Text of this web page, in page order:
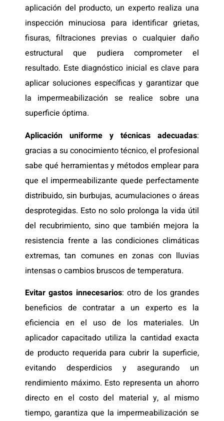
aplicación del producto, un experto realiza una
inspección minuciosa para identificar grietas,
fisuras, filtraciones previas o cualquier daño
estructural que pudiera comprometer el
resultado. Este diagnóstico inicial es clave para
aplicar soluciones específicas y garantizar que
la impermeabilización se realice sobre una
superficie óptima.
Aplicación uniforme y técnicas adecuadas:
gracias a su conocimiento técnico, el profesional
sabe qué herramientas y métodos emplear para
que el impermeabilizante quede perfectamente
distribuido, sin burbujas, acumulaciones o áreas
desprotegidas. Esto no solo prolonga la vida útil
del recubrimiento, sino que también mejora la
resistencia frente a las condiciones climáticas
extremas, tan comunes en zonas con lluvias
intensas o cambios bruscos de temperatura.
Evitar gastos innecesarios: otro de los grandes
beneficios de contratar a un experto es la
eficiencia en el uso de los materiales. Un
aplicador capacitado utiliza la cantidad exacta
de producto requerida para cubrir la superficie,
evitando desperdicios y asegurando un
rendimiento máximo. Esto representa un ahorro
directo en el costo del material y, al mismo
tiempo, garantiza que la impermeabilización se